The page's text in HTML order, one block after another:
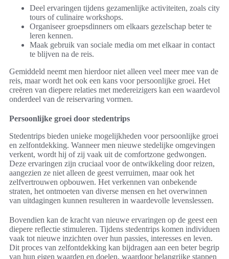
Deel ervaringen tijdens gezamenlijke activiteiten, zoals city
tours of culinaire workshops.
Organiseer groepsdinners om elkaars gezelschap beter te
leren kennen.
Maak gebruik van sociale media om met elkaar in contact
te blijven na de reis.
Gemiddeld neemt men hierdoor niet alleen veel meer mee van de
reis, maar wordt het ook een kans voor persoonlijke groei. Het
creëren van diepere relaties met medereizigers kan een waardevol
onderdeel van de reiservaring vormen.
Persoonlijke groei door stedentrips
Stedentrips bieden unieke mogelijkheden voor persoonlijke groei
en zelfontdekking. Wanneer men nieuwe stedelijke omgevingen
verkent, wordt hij of zij vaak uit de comfortzone gedwongen.
Deze ervaringen zijn cruciaal voor de ontwikkeling door reizen,
aangezien ze niet alleen de geest verruimen, maar ook het
zelfvertrouwen opbouwen. Het verkennen van onbekende
straten, het ontmoeten van diverse mensen en het overwinnen
van uitdagingen kunnen resulteren in waardevolle levenslessen.
Bovendien kan de kracht van nieuwe ervaringen op de geest een
diepere reflectie stimuleren. Tijdens stedentrips komen individuen
vaak tot nieuwe inzichten over hun passies, interesses en leven.
Dit proces van zelfontdekking kan bijdragen aan een beter begrip
van hun eigen waarden en doelen, waardoor belangrijke stappen